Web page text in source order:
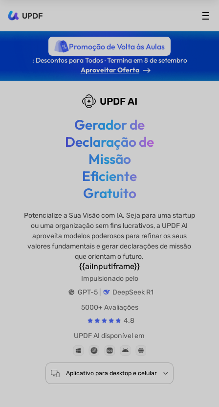
UPDF
Promoção de Volta às Aulas
: Descontos para Todos · Termina em 8 de setembro
Aproveitar Oferta
UPDF AI
Gerador de
Declaração de
Missão
Eficiente
Gratuito
Potencialize a Sua Visão com IA. Seja para uma startup
ou uma organização sem fins lucrativos, a UPDF AI
aproveita modelos poderosos para refinar os seus
valores fundamentais e gerar declarações de missão
que orientam o futuro.
{{aiInputIframe}}
Impulsionado pelo
GPT-5 | DeepSeek R1
5000+ Avaliações
4.8
UPDF AI disponível em